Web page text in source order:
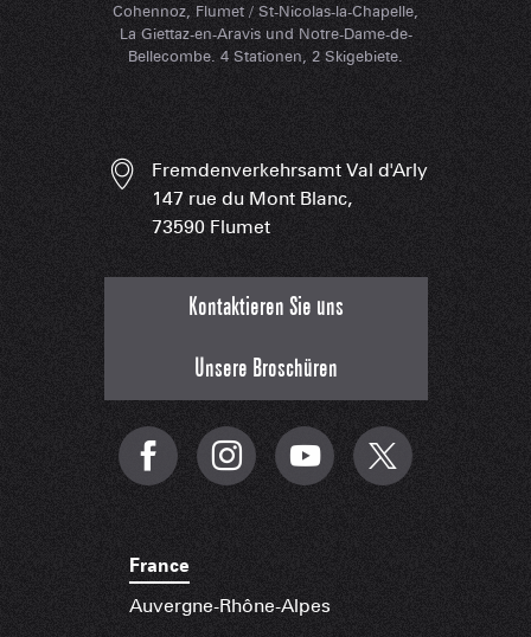
Cohennoz, Flumet / St-Nicolas-la-Chapelle,
La Giettaz-en-Aravis und Notre-Dame-de-
Bellecombe. 4 Stationen, 2 Skigebiete.
Fremdenverkehrsamt Val d'Arly
147 rue du Mont Blanc,
73590 Flumet
Kontaktieren Sie uns
Unsere Broschüren
France
Auvergne-Rhône-Alpes